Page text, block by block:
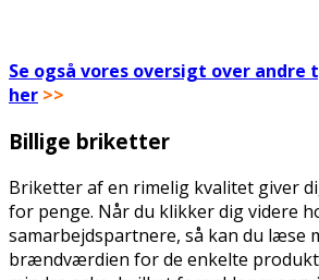
Se også vores oversigt over
her >>
Billige briketter
Briketter af en rimelig kvalitet giver
for penge. Når du klikker dig videre
samarbejdspartnere, så kan du læse
brændværdien for de enkelte